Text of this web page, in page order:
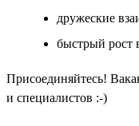
дружеские
быстрый рост
Присоединяйтесь!
и специалистов :-)